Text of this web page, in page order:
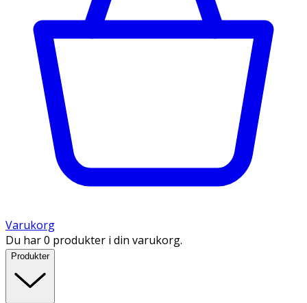
Varukorg
Du har 0 produkter i din varukorg.
Produkter